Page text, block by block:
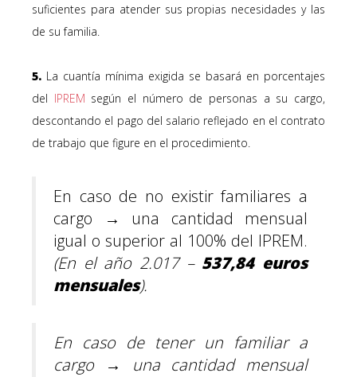
suficientes para atender sus propias necesidades y las
de su familia.
5. La cuantía mínima exigida se basará en porcentajes
del IPREM según el número de personas a su cargo,
descontando el pago del salario reflejado en el contrato
de trabajo que figure en el procedimiento.
En caso de no existir familiares a
cargo
→
una cantidad mensual
igual o superior al 100% del IPREM.
(En el año 2.017 – 537,84euros
mensuales).
En caso de tener un familiar a
cargo
→
una cantidad mensual